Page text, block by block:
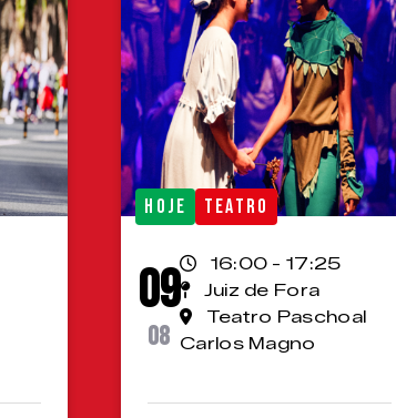
HOJE TEATRO
09
08
16:00 - 17:25
Juiz de Fora
Teatro Paschoal
Carlos Magno